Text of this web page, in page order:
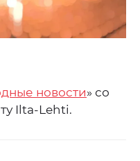
новости» со
Ilta-Lehti.